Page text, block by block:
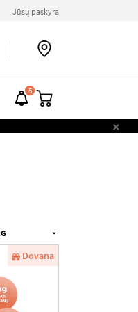
Jūsų paskyra
5
×
Dovana